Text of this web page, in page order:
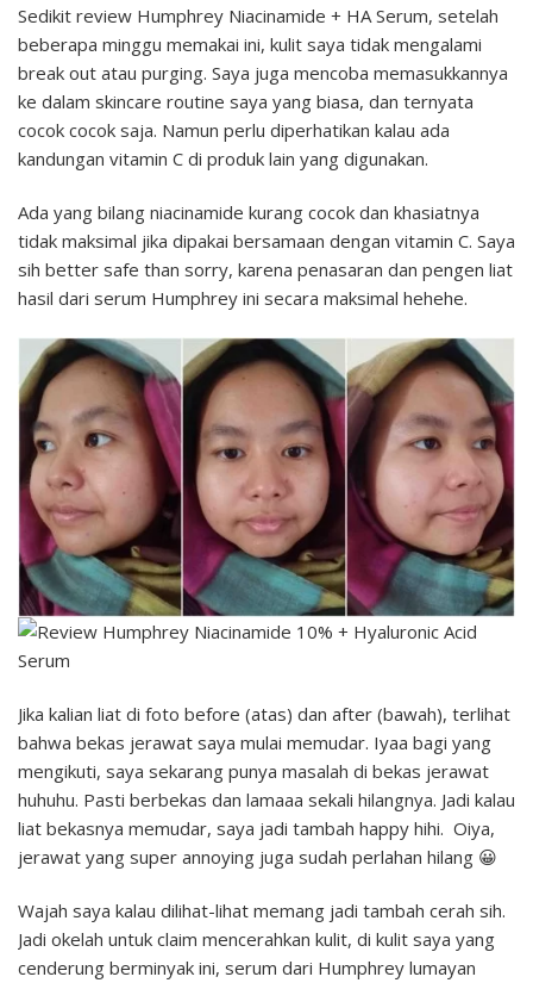
Sedikit review Humphrey Niacinamide + HA Serum, setelah
beberapa minggu memakai ini, kulit saya tidak mengalami
break out atau purging. Saya juga mencoba memasukkannya
ke dalam skincare routine saya yang biasa, dan ternyata
cocok cocok saja. Namun perlu diperhatikan kalau ada
kandungan vitamin C di produk lain yang digunakan.
Ada yang bilang niacinamide kurang cocok dan khasiatnya
tidak maksimal jika dipakai bersamaan dengan vitamin C. Saya
sih better safe than sorry, karena penasaran dan pengen liat
hasil dari serum Humphrey ini secara maksimal hehehe.
Jika kalian liat di foto before (atas) dan after (bawah), terlihat
bahwa bekas jerawat saya mulai memudar. Iyaa bagi yang
mengikuti, saya sekarang punya masalah di bekas jerawat
huhuhu. Pasti berbekas dan lamaaa sekali hilangnya. Jadi kalau
liat bekasnya memudar, saya jadi tambah happy hihi. Oiya,
jerawat yang super annoying juga sudah perlahan hilang 😀
Wajah saya kalau dilihat-lihat memang jadi tambah cerah sih.
Jadi okelah untuk claim mencerahkan kulit, di kulit saya yang
cenderung berminyak ini, serum dari Humphrey lumayan